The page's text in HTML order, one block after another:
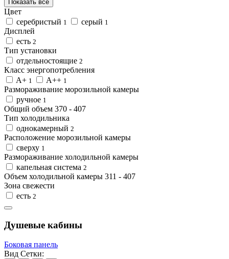
Показать все
Цвет
серебристый 1 серый 1
Дисплей
есть 2
Тип установки
отдельностоящие 2
Класс энергопотребления
A+ 1 A++ 1
Размораживание морозильной камеры
ручное 1
Общий объем 370 - 407
Тип холодильника
однокамерный 2
Расположение морозильной камеры
сверху 1
Размораживание холодильной камеры
капельная система 2
Объем холодильной камеры 311 - 407
Зона свежести
есть 2
Душевые кабины
Боковая панель
Вид Сетки: